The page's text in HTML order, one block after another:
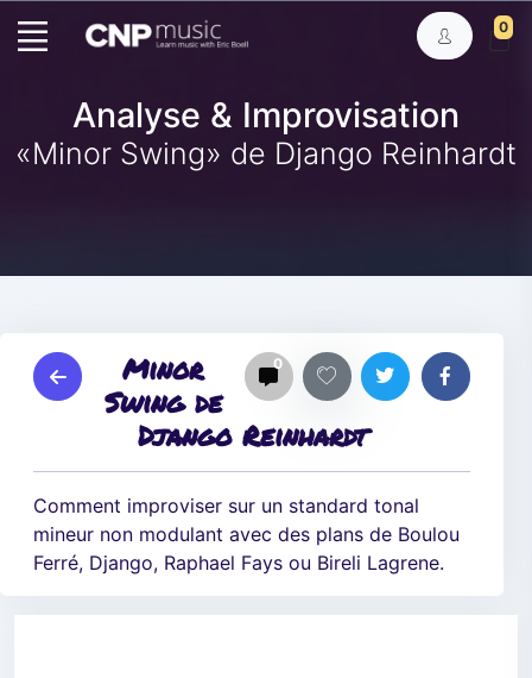
0
Analyse & Improvisation
«Minor Swing» de Django Reinhardt
0
Minor
Swing de
Django Reinhardt
Comment improviser sur un standard tonal
mineur non modulant avec des plans de Boulou
Ferré, Django, Raphael Fays ou Bireli Lagrene.